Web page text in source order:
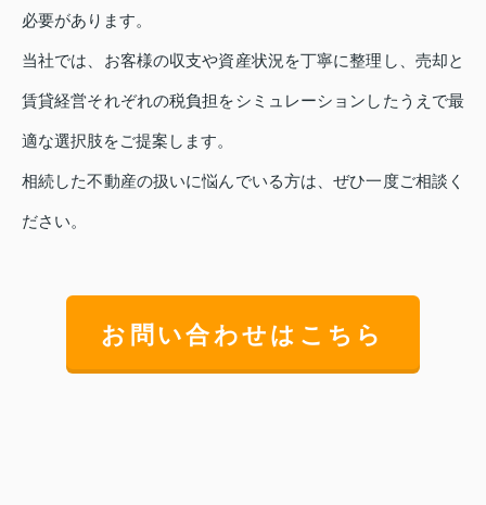
必要があります。
当社では、お客様の収支や資産状況を丁寧に整理し、売却と
賃貸経営それぞれの税負担をシミュレーションしたうえで最
適な選択肢をご提案します。
相続した不動産の扱いに悩んでいる方は、ぜひ一度ご相談く
ださい。
お問い合わせはこちら